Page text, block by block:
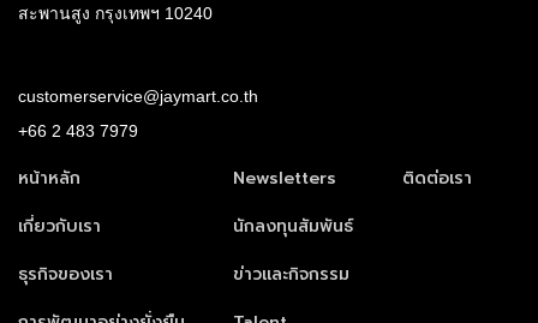
สะพานสูง กรุงเทพฯ 10240
customerservice@jaymart.co.th
+66 2 483 7979
หน้าหลัก
เกี่ยวกับเรา
ธุรกิจของเรา
Newsletters
นักลงทุนสัมพันธ์
ข่าวและกิจกรรม
ติดต่อเรา